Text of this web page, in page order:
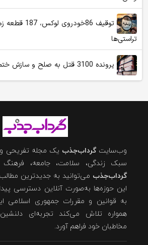
تراستی‌ها
پرونده 3100 قتل به صلح و سازش ختم شد
وب‌سایتگرداب‌جذب یک مجله تفریحی و
سبک زندگی، سلامت، جامعه،
گرداب‌جذب می‌توانید به جدیدترین
این حوزه‌ها به‌صورت آنلاین دسترسی
به قوانین و مقررات جمهوری اسلامی
همواره تلاش می‌کند تجربه‌ای
مخاطبان خود فراهم آورد.